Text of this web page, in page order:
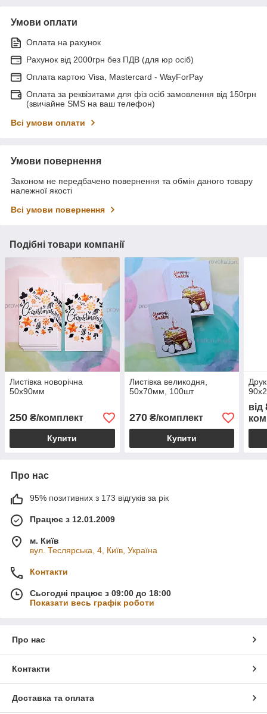
Умови оплати
Оплата на рахунок
Рахунок від 2000грн без ПДВ (для юр осіб)
Оплата картою Visa, Mastercard - WayForPay
Оплата за реквізитами для фіз осіб замовлення від 150грн
(звичайне SMS на ваш телефон)
Всі умови оплати
Умови повернення
Законом не передбачено повернення та обмін даного товару
належної якості
Всі умови повернення
Подібні товари компанії
Листівка новорічна
50х90мм
250 ₴/комплект
Купити
Листівка великодня,
50х70мм, 100шт
270₴/комплект
Купити
Друк
від
Про нас
95% позитивних з 173 відгуків за рік
Працює з 12.01.2009
м. Київ
вул. Теслярська, 4, Київ, Україна
Контакти
Сьогодні працює з 09:00 до 18:00
Показати весь графік роботи
Про нас
Контакти
Доставка та оплата